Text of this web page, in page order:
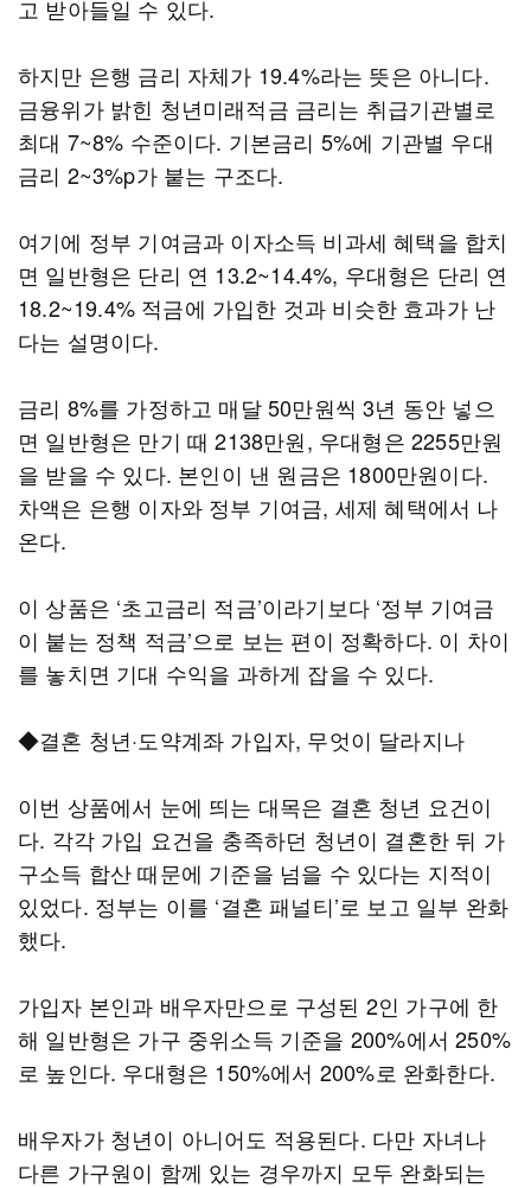
고 받아들일 수 있다.
하지만 은행 금리 자체가 19.4%라는 뜻은 아니다.
금융위가 밝힌 청년미래적금 금리는 취급기관별로
최대 7~8% 수준이다. 기본금리 5%에 기관별 우대
금리 2~3%p가 붙는 구조다.
여기에 정부 기여금과 이자소득 비과세 혜택을 합치
면 일반형은 단리 연 13.2~14.4%, 우대형은 단리 연
18.2~19.4% 적금에 가입한 것과 비슷한 효과가 난
다는 설명이다.
금리 8%를 가정하고 매달 50만원씩 3년 동안 넣으
면 일반형은 만기 때 2138만원, 우대형은 2255만원
을 받을 수 있다. 본인이 낸 원금은 1800만원이다.
차액은 은행 이자와 정부 기여금, 세제 혜택에서 나
온다.
이 상품은 ‘초고금리 적금’이라기보다 ‘정부 기여금
이 붙는 정책 적금’으로 보는 편이 정확하다. 이 차이
를 놓치면 기대 수익을 과하게 잡을 수 있다.
◆결혼 청년·도약계좌 가입자, 무엇이 달라지나
이번 상품에서 눈에 띄는 대목은 결혼 청년 요건이
다. 각각 가입 요건을 충족하던 청년이 결혼한 뒤 가
구소득 합산 때문에 기준을 넘을 수 있다는 지적이
있었다. 정부는 이를 ‘결혼 패널티’로 보고 일부 완화
했다.
가입자 본인과 배우자만으로 구성된 2인 가구에 한
해 일반형은 가구 중위소득 기준을 200%에서 250%
로 높인다. 우대형은 150%에서 200%로 완화한다.
배우자가 청년이 아니어도 적용된다. 다만 자녀나
다른 가구원이 함께 있는 경우까지 모두 완화되는